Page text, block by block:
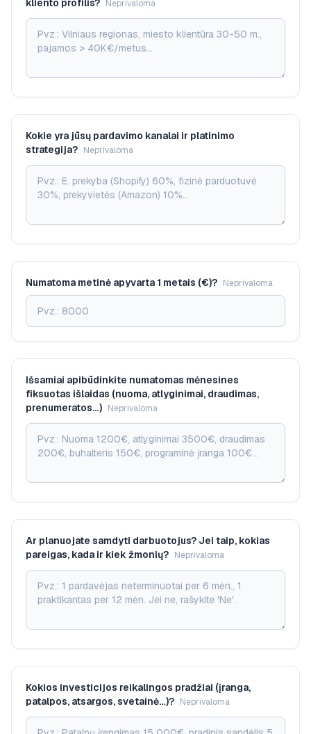
kliento profilis? Neprivaloma
Kokie yra jūsų pardavimo kanalai ir platinimo
strategija? Neprivaloma
Numatoma metinė apyvarta 1 metais (€)? Neprivaloma
Išsamiai apibūdinkite numatomas mėnesines
fiksuotas išlaidas (nuoma, atlyginimai, draudimas,
prenumeratos…) Neprivaloma
Ar planuojate samdyti darbuotojus? Jei taip, kokias
pareigas, kada ir kiek žmonių? Neprivaloma
Kokios investicijos reikalingos pradžiai (įranga,
patalpos, atsargos, svetainė…)? Neprivaloma